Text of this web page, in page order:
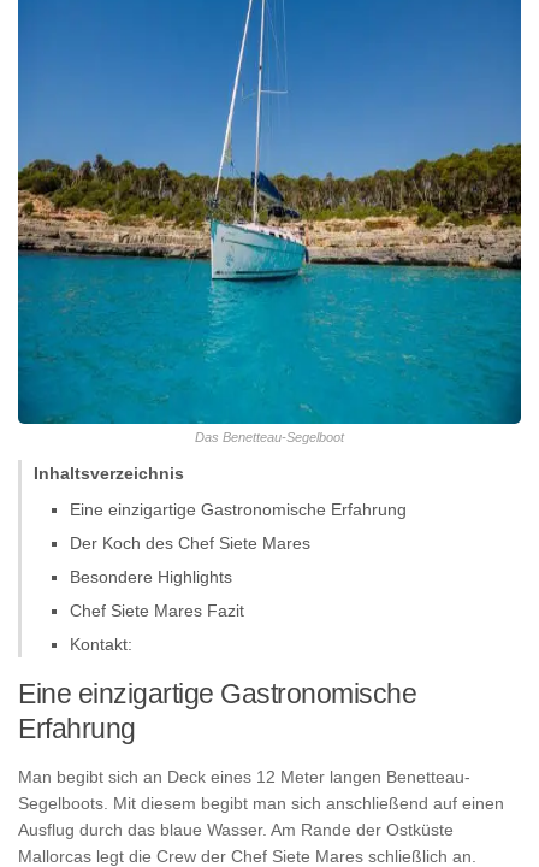
Das Benetteau-Segelboot
Inhaltsverzeichnis
Eine einzigartige Gastronomische Erfahrung
Der Koch des Chef Siete Mares
Besondere Highlights
Chef Siete Mares Fazit
Kontakt:
Eine einzigartige Gastronomische
Erfahrung
Man begibt sich an Deck eines 12 Meter langen Benetteau-
Segelboots. Mit diesem begibt man sich anschließend auf einen
Ausflug durch das blaue Wasser. Am Rande der Ostküste
Mallorcas legt die Crew der Chef Siete Mares schließlich an.